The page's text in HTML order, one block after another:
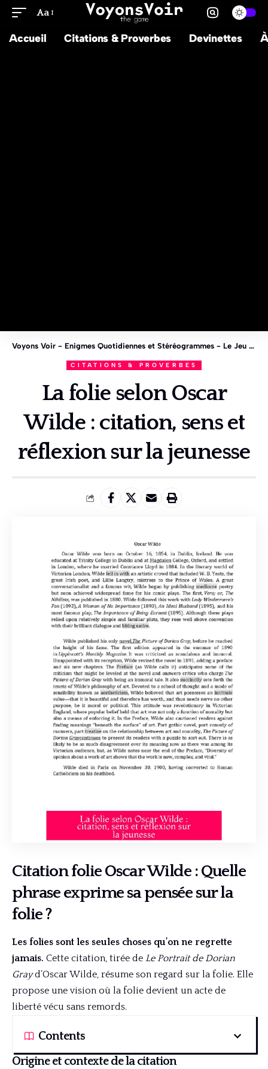
Aa
Accueil Citations & Proverbes Devinettes
Voyons Voir - Enigmes Quotidiennes et Stéréogrammes - Le Jeu des 1%
CITATIONS & PROVERBES
La folie selon Oscar
Wilde : citation, sens et
réflexion sur la jeunesse
Citation folie Oscar Wilde : Quelle
phrase exprime sa pensée sur la
folie ?
Les folies sont les seules choses qu’on ne regrette
jamais. Cette citation, tirée de Le Portrait de Dorian
Grayd’Oscar Wilde, résume son regard sur la folie. Elle
propose une vision où la folie devient un acte de
liberté vécu sans remords.
Contents
Origine et contexte de la citation